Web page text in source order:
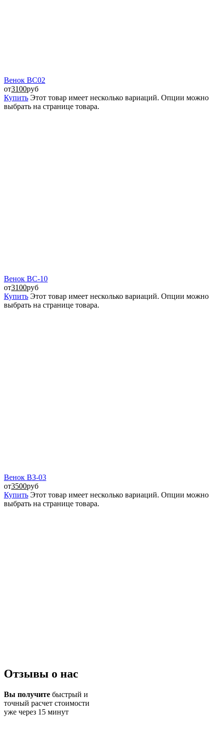
Венок ВС02
от3100руб
Купить Этот товар имеет несколько вариаций. Опции можно
выбрать на странице товара.
Венок ВС-10
от3100руб
Купить Этот товар имеет несколько вариаций. Опции можно
выбрать на странице товара.
Венок ВЗ-03
от3500руб
Купить Этот товар имеет несколько вариаций. Опции можно
выбрать на странице товара.
Отзывы о нас
Вы получите быстрый и
точный расчет стоимости
уже через 15 минут